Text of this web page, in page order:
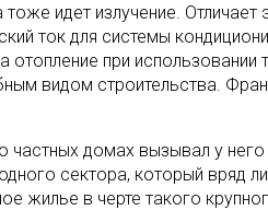
идет излучение.
ток для системы
отопление при
видом строительства.
частных домах вызывал у
сектора, который вряд
жилье в черте такого